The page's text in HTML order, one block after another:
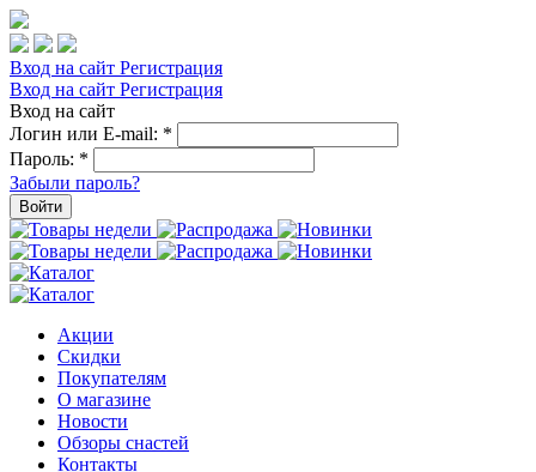
Вход на сайт Регистрация
Вход на сайт Регистрация
Вход на сайт
Логин или E-mail: *
Пароль: *
Забыли пароль?
Войти
Акции
Скидки
Покупателям
О магазине
Новости
Обзоры снастей
Контакты